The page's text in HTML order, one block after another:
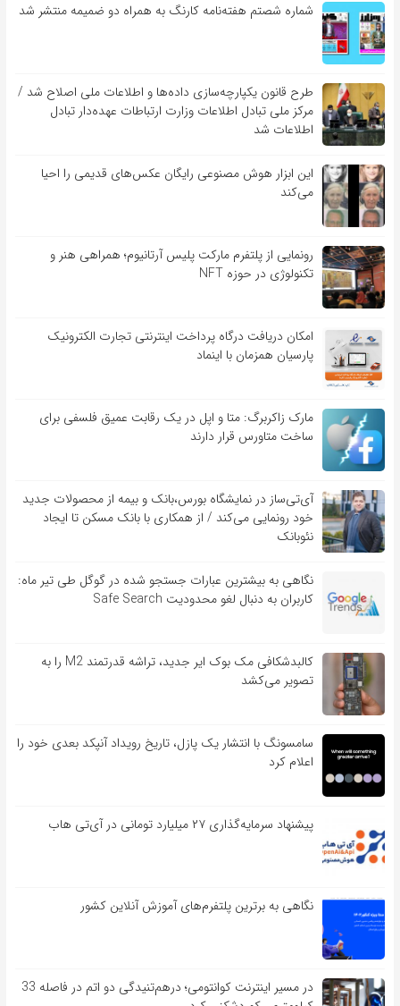
شماره شصتم هفته‌نامه کارنگ به همراه دو ضمیمه منتشر شد
طرح قانون یکپارچه‌سازی داده‌ها و اطلاعات ملی اصلاح شد /
مرکز ملی تبادل اطلاعات وزارت ارتباطات عهده‌دار تبادل
اطلاعات شد
این ابزار هوش مصنوعی رایگان عکس‌های قدیمی را احیا
می‌کند
رونمایی از پلتفرم مارکت پلیس آرتانیوم؛ همراهی هنر و
تکنولوژی در حوزه NFT
امکان دریافت درگاه پرداخت اینترنتی تجارت الکترونیک
پارسیان همزمان با اینماد
مارک زاکربرگ: متا و اپل در یک رقابت عمیق فلسفی برای
ساخت متاورس قرار دارند
آی‌تی‌ساز در نمایشگاه بورس،بانک و بیمه از محصولات جدید
خود رونمایی می‌کند / از همکاری با بانک مسکن تا ایجاد
نئوبانک
نگاهی به بیشترین عبارات جستجو شده در گوگل طی تیر ماه:
کاربران به دنبال لغو محدودیت Safe Search
کالبدشکافی مک بوک ایر جدید، تراشه قدرتمند M2 را به
تصویر می‌کشد
سامسونگ با انتشار یک پازل، تاریخ رویداد آنپکد بعدی خود را
اعلام کرد
پیشنهاد سرمایه‌گذاری ۲۷ میلیارد تومانی در آی‌تی هاب
نگاهی به برترین پلتفرم‌های آموزش آنلاین کشور
در مسیر اینترنت کوانتومی؛ درهم‌تنیدگی دو اتم در فاصله 33